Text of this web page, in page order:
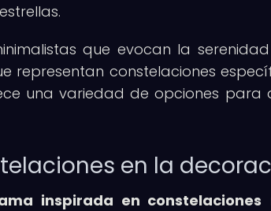
que evocan la
representan constelaciones
una variedad de opciones
en la
inspirada en constelaciones